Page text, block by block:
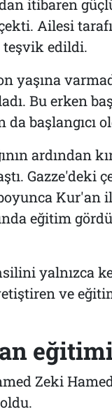
itibaren
Ailesi
edildi.
yaşına
Bu erken
da başlangıcı
ardından
Gazze'deki
Kur'an
eğitim
yalnızca
ve
Zeki